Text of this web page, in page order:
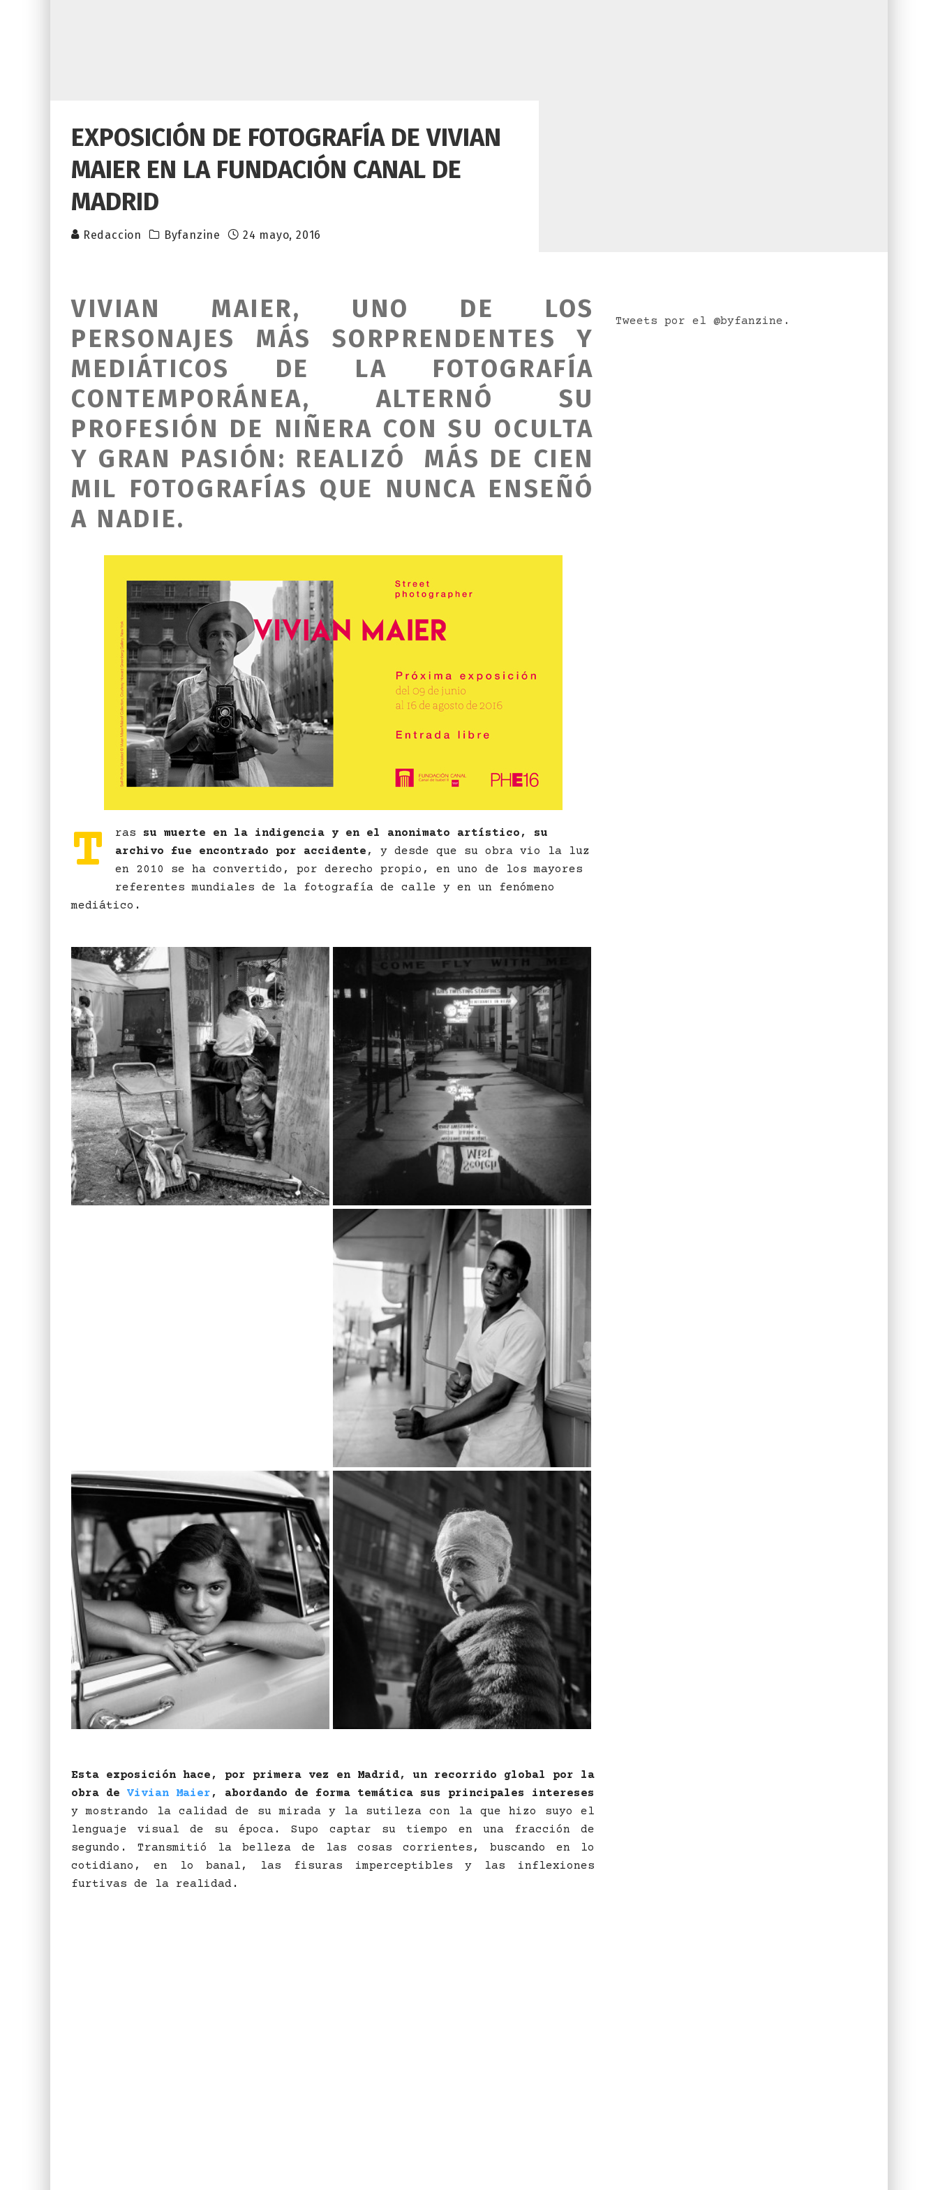
EXPOSICIÓN DE FOTOGRAFÍA DE VIVIAN
MAIER EN LA FUNDACIÓN CANAL DE
MADRID
Redaccion Byfanzine 24 mayo, 2016
VIVIAN MAIER, UNO DE LOS
PERSONAJES MÁS SORPRENDENTES Y
MEDIÁTICOS DE LA FOTOGRAFÍA
CONTEMPORÁNEA, ALTERNÓ SU
PROFESIÓN DE NIÑERA CON SU OCULTA
Y GRAN PASIÓN: REALIZÓ MÁS DE CIEN
MIL FOTOGRAFÍAS QUE NUNCA ENSEÑÓ
A NADIE.
T ras su muerte en la indigencia y en el anonimato artístico, su
archivo fue encontrado por accidente , y desde que su obra vio la luz
en 2010 se ha convertido, por derecho propio, en uno de los mayores
referentes mundiales de la fotografía de calle y en un fenómeno
mediático.
Esta exposición hace, por primera vez en Madrid, un recorrido global por la
obra de Vivian Maier , abordando de forma temática sus principales intereses
y mostrando la calidad de su mirada y la sutileza con la que hizo suyo el
lenguaje visual de su época. Supo captar su tiempo en una fracción de
segundo. Transmitió la belleza de las cosas corrientes, buscando en lo
cotidiano, en lo banal, las fisuras imperceptibles y las inflexiones
furtivas de la realidad.
Tweets por el @byfanzine.